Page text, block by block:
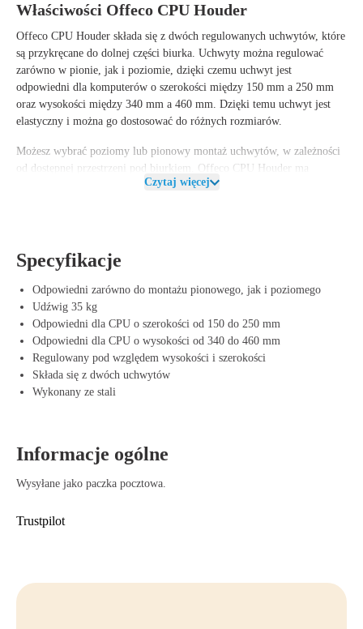
Właściwości Offeco CPU Houder
Offeco CPU Houder składa się z dwóch regulowanych uchwytów, które
są przykręcane do dolnej części biurka. Uchwyty można regulować
zarówno w pionie, jak i poziomie, dzięki czemu uchwyt jest
odpowiedni dla komputerów o szerokości między 150 mm a 250 mm
oraz wysokości między 340 mm a 460 mm. Dzięki temu uchwyt jest
elastyczny i można go dostosować do różnych rozmiarów.
Możesz wybrać poziomy lub pionowy montaż uchwytów, w zależności
od dostępnej przestrzeni pod biurkiem. Offeco CPU Houder ma
nośność 35 kg, co sprawia, że nadaje się zarówno do kompaktowych,
Zalety Offeco CPU Houder
przestrzeni roboczej na biurku.
Regulacja – Odpowiedni dla różnych CPU o szerokości 150-250 mm
i wysokości 340-460 mm.
Możliwość montażu poziomego i pionowego – Dostosowuje się do
Twoich preferencji i dostępnej przestrzeni.
Nośność 35 kg – Nadaje się zarówno do małych, jak i większych
komputerów stacjonarnych.
Czytaj więcej
Specyfikacje
Odpowiedni zarówno do montażu pionowego, jak i poziomego
Udźwig 35 kg
Odpowiedni dla CPU o szerokości od 150 do 250 mm
Odpowiedni dla CPU o wysokości od 340 do 460 mm
Regulowany pod względem wysokości i szerokości
Składa się z dwóch uchwytów
Wykonany ze stali
Informacje ogólne
Wysyłane jako paczka pocztowa.
Trustpilot